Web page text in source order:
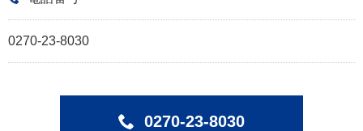
0270-23-8030
0270-23-8030